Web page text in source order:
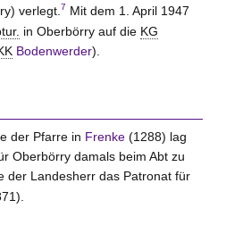
) verlegt. 7 Mit dem 1. April 1947
in Oberbörry auf die KG
Bodenwerder).
der Pfarre in Frenke(1288) lag
Oberbörry damals beim Abt zu
der Landesherr das Patronat für